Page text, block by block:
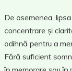
De asemenea,
concentrare și
odihnă pentru a
Fără suficient